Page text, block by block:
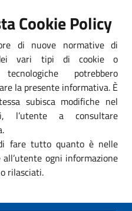
Cookie Policy
di nuove normative di
dei vari tipi di cookie o
potrebbero
la presente informativa. È
subisca modifiche nel
l’utente a consultare
fare tutto quanto è nelle
ogni informazione
rilasciati.